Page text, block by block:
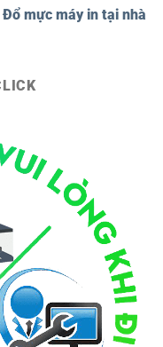
mực máy in tại nhà